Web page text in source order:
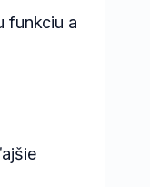
funkciu a